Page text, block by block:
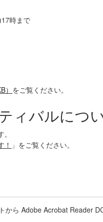
時まで
をご覧ください。
ィバルにつ
」をご覧ください。
ら Adobe Acrobat Reader